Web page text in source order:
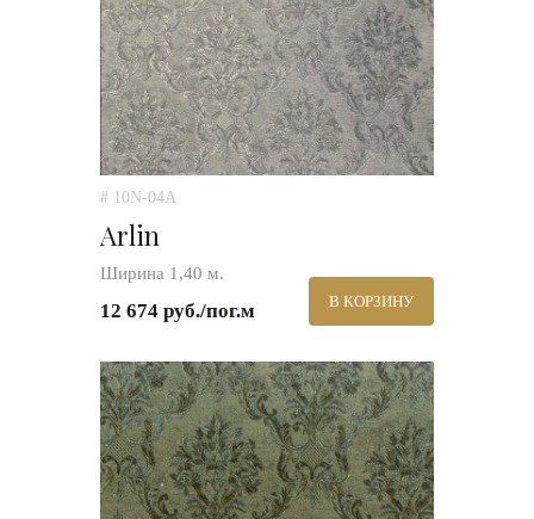
# 10N-04A
Arlin
Ширина 1,40 м.
12 674 руб./пог.м В КОРЗИНУ